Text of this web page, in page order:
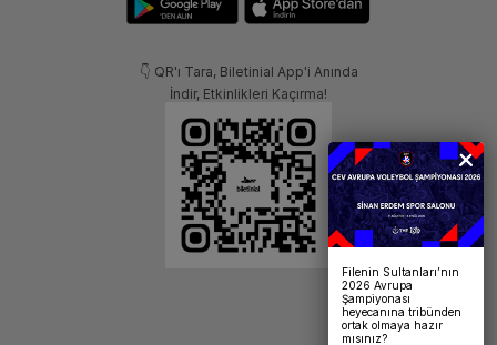
👇 QR'ı Tara, Biletinial App'i Anında
İndir, Etkinlikleri Kaçırma!
Filenin Sultanları’nın
2026 Avrupa
Şampiyonası
heyecanına tribünden
ortak olmaya hazır
mısınız?